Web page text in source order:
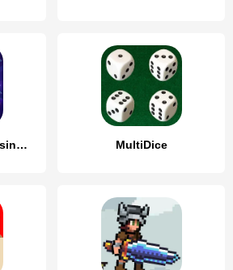
myVEGAS Slots: Casino Slots MultiDice